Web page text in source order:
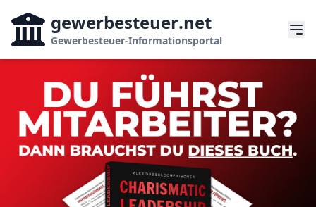
gewerbesteuer.net
Gewerbesteuer-Informationsportal